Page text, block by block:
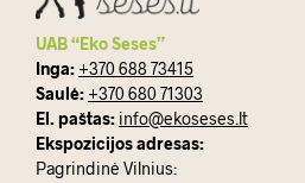
UAB “Eko Seses”
Inga: +370 688 73415
Saulė: +370 680 71303
El. paštas: info@ekoseses.lt
Ekspozicijos adresas:
Pagrindinė Vilnius: